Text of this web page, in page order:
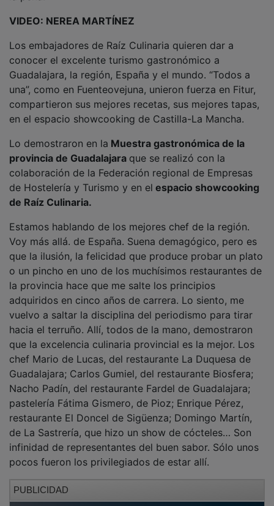
VIDEO: NEREA MARTÍNEZ
conocer el excelente turismo gastronómico a
Guadalajara, la región, España y el mundo. “Todos a
una”, como en Fuenteovejuna, unieron fuerza en Fitur,
compartieron sus mejores recetas, sus mejores tapas,
en el espacio showcooking de Castilla-La Mancha.
provincia de Guadalajaraque se realizó con la
colaboración de la Federación regional de Empresas
de Hostelería y Turismo y en el espacio showcooking
de Raíz Culinaria.
Voy más allá. de España. Suena demagógico, pero es
que la ilusión, la felicidad que produce probar un plato
o un pincho en uno de los muchísimos restaurantes de
la provincia hace que me salte los principios
adquiridos en cinco años de carrera. Lo siento, me
vuelvo a saltar la disciplina del periodismo para tirar
hacia el terruño. Allí, todos de la mano, demostraron
que la excelencia culinaria provincial es la mejor. Los
chef Mario de Lucas, del restaurante La Duquesa de
Guadalajara; Carlos Gumiel, del restaurante Biosfera;
Nacho Padín, del restaurante Fardel de Guadalajara;
pastelería Fátima Gismero, de Pioz; Enrique Pérez,
restaurante El Doncel de Sigüenza; Domingo Martín,
de La Sastrería, que hizo un show de cócteles… Son
infinidad de representantes del buen sabor. Sólo unos
pocos fueron los privilegiados de estar allí.